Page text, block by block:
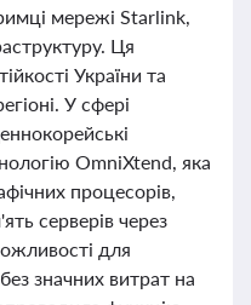
мережі Starlink,
Ця
України та
У сфері
OmniXtend, яка
процесорів,
серверів через
для
значних витрат на